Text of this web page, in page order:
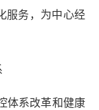
服务，为中心经
体系改革和健康